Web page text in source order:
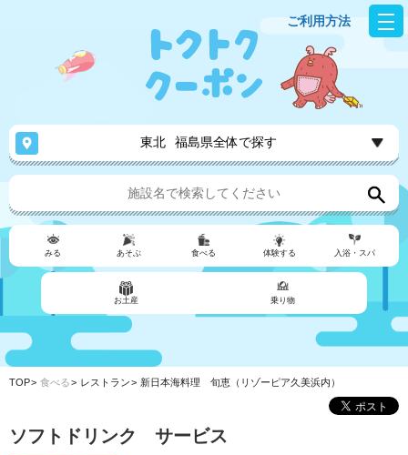
ご利用方法
東北 福島県全体で探す
みる あそぶ 食べる 体験する 入浴・スパ
お土産 乗り物
TOP 食べる レストラン 新日本海料理 旬恵（リゾーピア久美浜内）
ソフトドリンク サービス